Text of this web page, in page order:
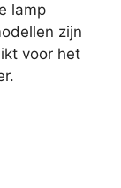
lamp
zijn
voor het